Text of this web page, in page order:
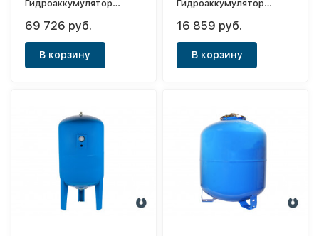
Гидроаккумулятор
(мембрана EPDM и
манометром)
69 726 руб.
В корзину
Гидроаккумулятор
(мембрана EPDM и
манометром)
16 859 руб.
В корзину